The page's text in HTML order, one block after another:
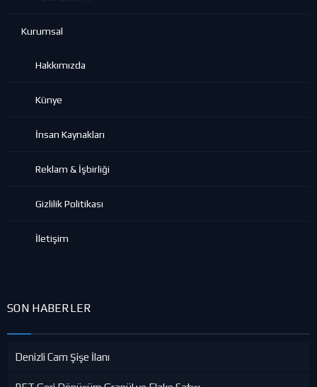
Kurumsal
Hakkımızda
Künye
İnsan Kaynakları
Reklam & İşbirliği
Gizlilik Politikası
İletişim
SON HABERLER
Denizli Cam Şişe İlanı